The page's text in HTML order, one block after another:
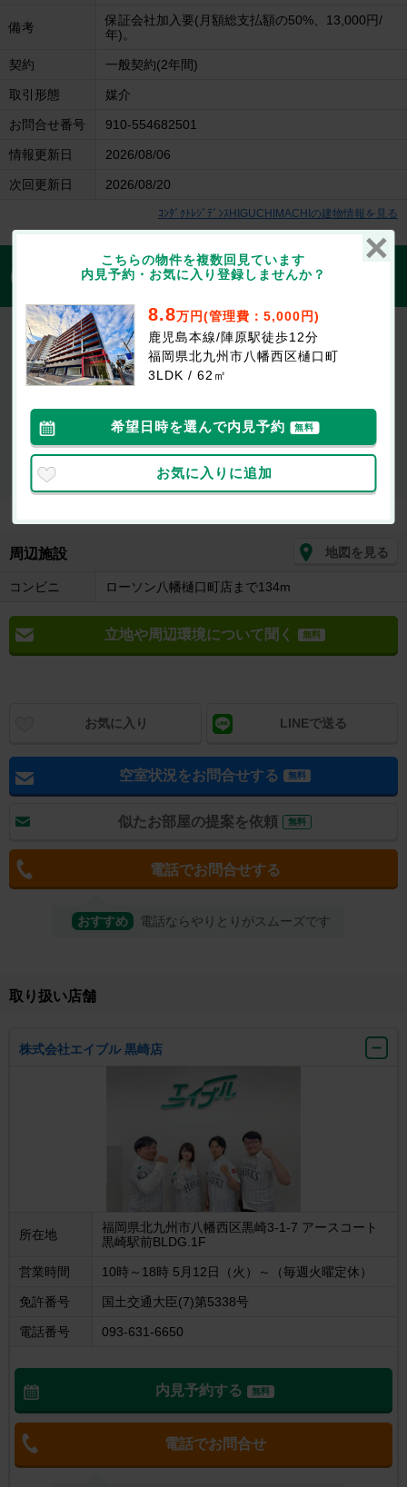
備考
保証会社加入要(月額総支払額の50%、13,000円/
年)。
契約 一般契約(2年間)
取引形態 媒介
お問合せ番号 910-554682501
情報更新日 2026/08/06
次回更新日 2026/08/20
ｺﾝﾀﾞｸﾄﾚｼﾞﾃﾞﾝｽHIGUCHIMACHIの建物情報を見る
1分で入力完了！入力2項目でOK
ｺﾝﾀﾞｸﾄﾚｼﾞﾃﾞﾝｽHIGUCHIMACHI
8.8万円 (管理費等：5,000円)
敷 なし 礼
なし
3LDK / 62㎡ / 5階
最新の空室状況が知りたい
知りたい
周辺施設 地図を見る
コンビニ ローソン八幡樋口町店まで134m
立地や周辺環境について聞く 無料
お気に入り LINEで送る
空室状況をお問合せする 無料
似たお部屋の提案を依頼 無料
電話でお問合せする
おすすめ 電話ならやりとりがスムーズです
取り扱い店舗
株式会社エイブル 黒崎店
所在地
福岡県北九州市八幡西区黒崎3-1-7 アースコート
黒崎駅前BLDG.1F
営業時間 10時～18時 5月12日（火）～（毎週火曜定休）
免許番号 国土交通大臣(7)第5338号
電話番号 093-631-6650
内見予約する 無料
電話でお問合せ
こちらの物件を複数回見ています
内見予約・お気に入り登録しませんか？
8.8万円(管理費：5,000円)
鹿児島本線/陣原駅徒歩12分
福岡県北九州市八幡西区樋口町
3LDK / 62㎡
希望日時を選んで内見予約 無料
お気に入りに追加